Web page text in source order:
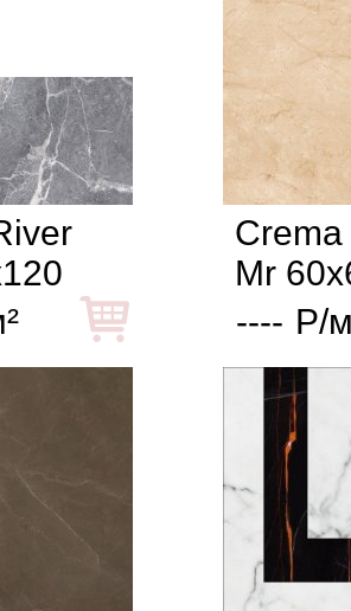
Mr
---- Р/